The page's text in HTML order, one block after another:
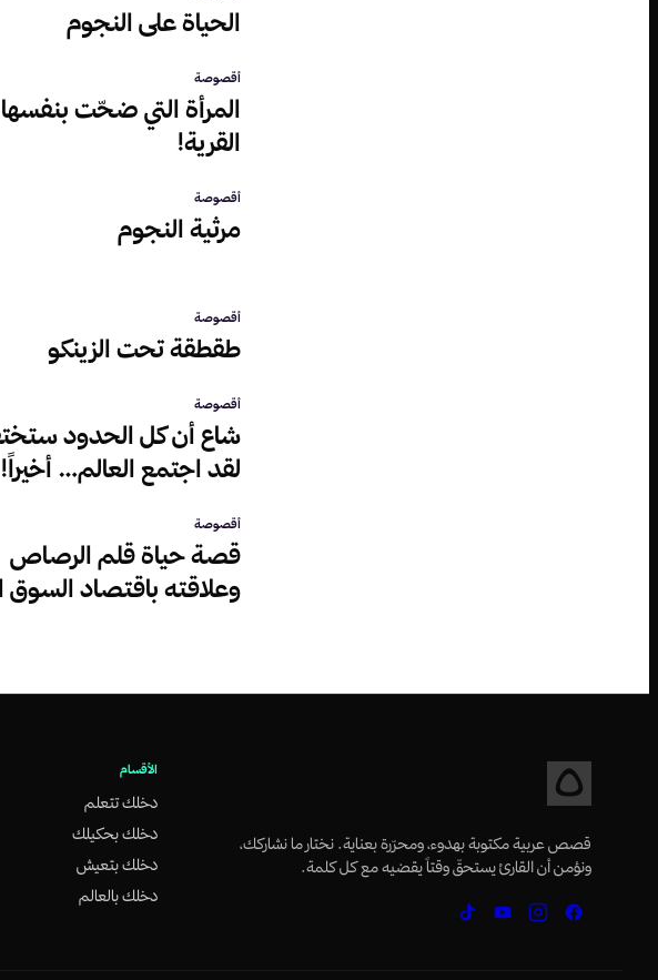
الحياة على النجوم
أقصوصة
المرأة التي ضحّت بنفسها
القرية!
أقصوصة
مرثية النجوم
أقصوصة
طقطقة تحت الزينكو
أقصوصة
شاع أن كل الحدود
لقد اجتمع العالم… أخيراً!
أقصوصة
قصة حياة قلم الرصاص
وعلاقته باقتصاد السوق
قصص عربية مكتوبة بهدوء، ومحرّرة بعناية. نختار ما نشاركك،
ونؤمن أن القارئ يستحقّ وقتاً يقضيه مع كل كلمة.
الأقسام
دخلك تتعلم
دخلك بحكيلك
دخلك بتعيش
دخلك بالعالم